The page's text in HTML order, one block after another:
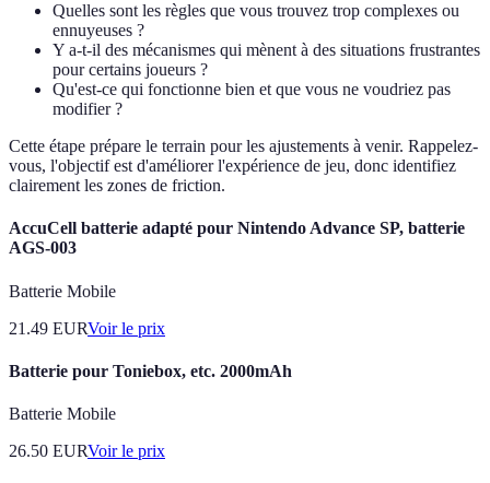
Quelles sont les règles que vous trouvez trop complexes ou
ennuyeuses ?
Y a-t-il des mécanismes qui mènent à des situations frustrantes
pour certains joueurs ?
Qu'est-ce qui fonctionne bien et que vous ne voudriez pas
modifier ?
Cette étape prépare le terrain pour les ajustements à venir. Rappelez-
vous, l'objectif est d'améliorer l'expérience de jeu, donc identifiez
clairement les zones de friction.
AccuCell batterie adapté pour Nintendo Advance SP, batterie
AGS-003
Batterie Mobile
21.49 EURVoir le prix
Batterie pour Toniebox, etc. 2000mAh
Batterie Mobile
26.50 EURVoir le prix